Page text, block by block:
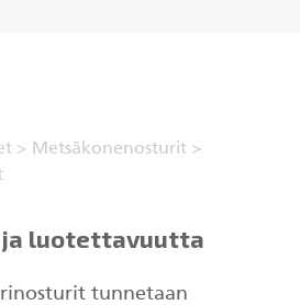
> Metsäkonenosturit >
luotettavuutta
tunnetaan